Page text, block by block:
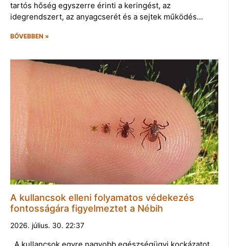
tartós hőség egyszerre érinti a keringést, az
idegrendszert, az anyagcserét és a sejtek működés…
BŐVEBBEN »
A kullancsok elleni folyamatos védekezés
fontosságára figyelmeztet a Nébih
2026. július. 30. 22:37